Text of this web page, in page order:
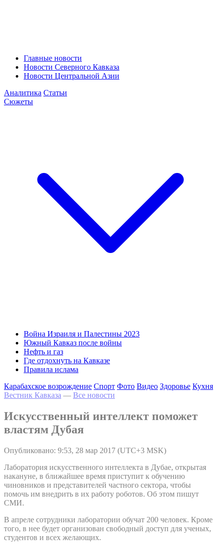
Главные новости
Новости Северного Кавказа
Новости Центральной Азии
Аналитика Статьи
Сюжеты
Война Израиля и Палестины 2023
Южный Кавказ после войны
Нефть и газ
Где отдохнуть на Кавказе
Правила ислама
Карабахское возрождение Спорт Фото Видео Здоровье Кухня
Вестник Кавказа — Все новости
Искусственный интеллект поможет
властям Дубая
Опубликовано: 9:53, 28 мар 2017 (UTC+3 MSK)
Лаборатория искусственного интеллекта в Дубае, открытая
накануне, в ближайшее время приступит к обучению
чиновников и представителей частного сектора, чтобы
помочь им внедрить в их работу роботов. Об этом пишут
СМИ.
В апреле сотрудники лаборатории обучат 200 человек. Кроме
того, в нее будет организован свободный доступ для ученых,
студентов и всех желающих.